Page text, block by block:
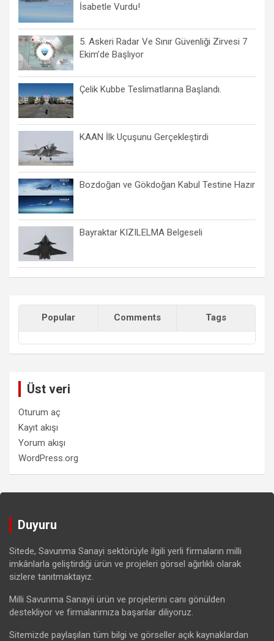
İsabetle Vurdu!
5. Askeri Radar Ve Sınır Güvenliği Zirvesi 7
Ekim’de Başlıyor
Çelik Kubbe Teslimatlarına Başlandı.
KAAN İlk Uçuşunu Gerçekleştirdi
Bozdoğan ve Gökdoğan Kabul Testine Hazır
Bayraktar KIZILELMA Belgeseli
Popular Comments Tags
Üst veri
Oturum aç
Kayıt akışı
Yorum akışı
WordPress.org
Duyuru
Sitede, Savunma Sanayi sektörüyle ilgili yerli firmaların milli
imkânlarla geliştirdiği ürün ve projeleri görsel ağırlıklı olarak
sizlere tanıtmaktayız.
Milli Savunma Sanayii ürün ve projelerini canı gönülden
destekliyor ve firmalarımıza başarılar diliyoruz.
Sitemizde paylaşılan tüm bilgi ve görseller açık kaynaklardan